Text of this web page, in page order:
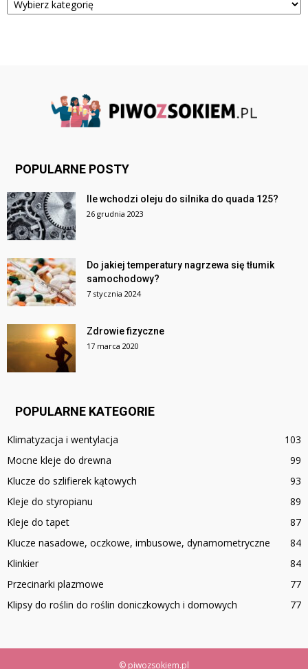
POPULARNE POSTY
Ile wchodzi oleju do silnika do quada 125?
26 grudnia 2023
Do jakiej temperatury nagrzewa się tłumik
samochodowy?
7 stycznia 2024
Zdrowie fizyczne
17 marca 2020
POPULARNE KATEGORIE
Klimatyzacja i wentylacja
103
Mocne kleje do drewna
99
Klucze do szlifierek kątowych
93
Kleje do styropianu
89
Kleje do tapet
87
Klucze nasadowe, oczkowe, imbusowe, dynamometryczne
84
Klinkier
84
Przecinarki plazmowe
77
Klipsy do roślin do roślin doniczkowych i domowych
77
© piwozsokiem.pl